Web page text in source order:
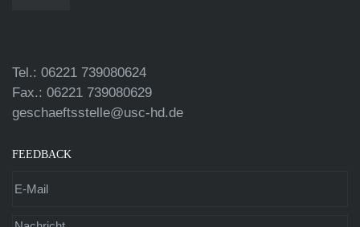
Tel.: 06221 739080624
Fax.: 06221 739080629
geschaeftsstelle@usc-hd.de
FEEDBACK